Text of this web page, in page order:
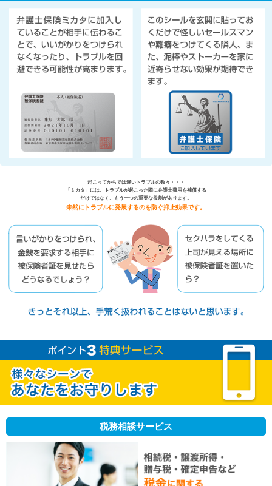
起こってからでは遅いトラブルの数々・・・
「ミカタ」には、トラブルが起こった際に弁護士費用を補償する
だけではなく、もう一つの重要な役割があります。
未然にトラブルに発展するのを防ぐ抑止効果です。
税務相談サービス